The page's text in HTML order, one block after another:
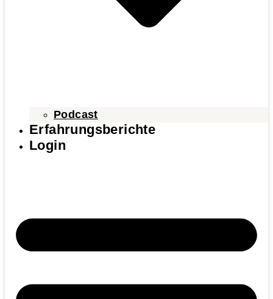
Podcast
Erfahrungsberichte
Login